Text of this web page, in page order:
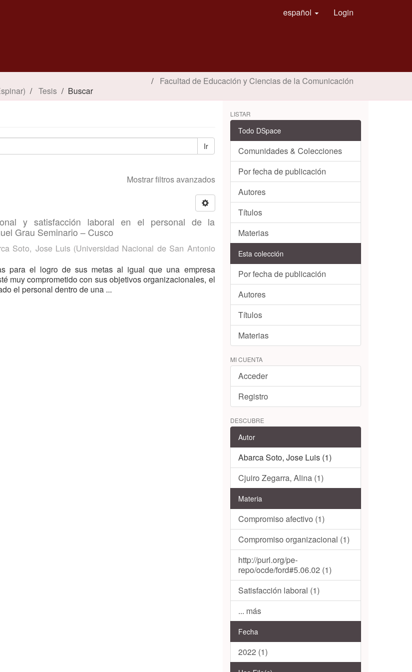
español Login
Facultad de Educación y Ciencias de la Comunicación
Tesis Buscar
Ir
Mostrar filtros avanzados
y satisfacción laboral en el personal de la
Grau Seminario – Cusco
Soto, Jose Luis (Universidad Nacional de San Antonio
para el logro de sus metas al igual que una empresa
muy comprometido con sus objetivos organizacionales, el
el personal dentro de una ...
LISTAR
Todo DSpace
Comunidades & Colecciones
Por fecha de publicación
Autores
Títulos
Materias
Esta colección
Por fecha de publicación
Autores
Títulos
Materias
MI CUENTA
Acceder
Registro
DESCUBRE
Autor
Abarca Soto, Jose Luis (1)
Cjuiro Zegarra, Alina (1)
Materia
Compromiso afectivo (1)
Compromiso organizacional (1)
http://purl.org/pe-
repo/ocde/ford#5.06.02 (1)
Satisfacción laboral (1)
... más
Fecha
2022 (1)